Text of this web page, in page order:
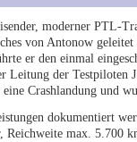
moderner PTL-
von Antonow
er den einmal
Leitung der
Crashlandung und
dokumentiert
max. 5.700